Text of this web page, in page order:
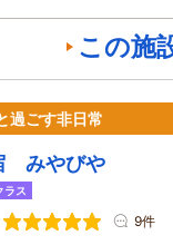
この施
過ごす非日常
みやびや
ラス
9件